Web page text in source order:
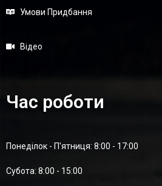
Умови Придбання
Відео
Час роботи
Понеділок - П'ятниця: 8:00 - 17:00
Суботa: 8:00 - 15:00